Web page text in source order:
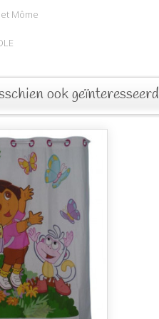
Môme
ook